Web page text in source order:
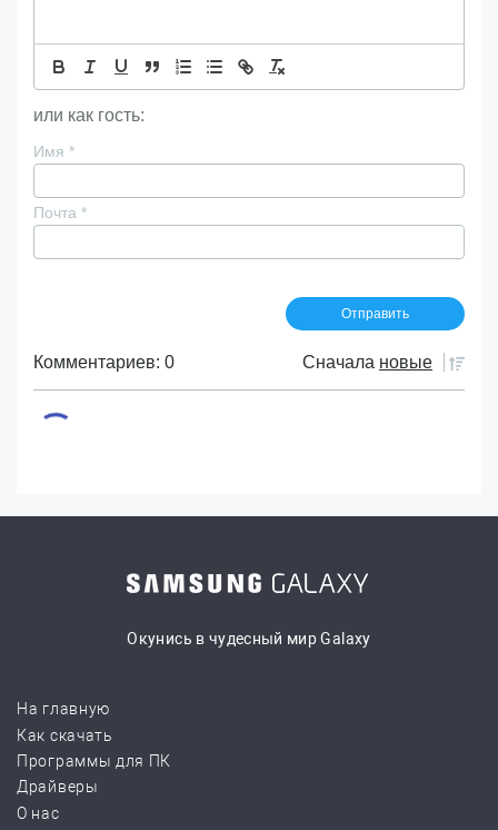
или как гость:
Имя *
Почта *
Комментариев: 0 Сначала новые
Окунись в чудесный мир Galaxy
На главную
Как скачать
Программы для ПК
Драйверы
О нас